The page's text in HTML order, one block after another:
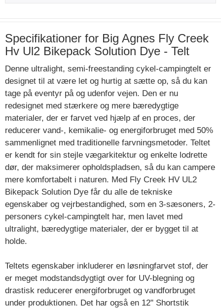
Specifikationer for Big Agnes Fly Creek
Hv Ul2 Bikepack Solution Dye - Telt
Denne ultralight, semi-freestanding cykel-campingtelt er
designet til at være let og hurtig at sætte op, så du kan
tage på eventyr på og udenfor vejen. Den er nu
redesignet med stærkere og mere bæredygtige
materialer, der er farvet ved hjælp af en proces, der
reducerer vand-, kemikalie- og energiforbruget med 50%
sammenlignet med traditionelle farvningsmetoder. Teltet
er kendt for sin stejle vægarkitektur og enkelte lodrette
dør, der maksimerer opholdspladsen, så du kan campere
mere komfortabelt i naturen. Med Fly Creek HV UL2
Bikepack Solution Dye får du alle de tekniske
egenskaber og vejrbestandighed, som en 3-sæsoners, 2-
personers cykel-campingtelt har, men lavet med
ultralight, bæredygtige materialer, der er bygget til at
holde.
Teltets egenskaber inkluderer en løsningfarvet stof, der
er meget modstandsdygtigt over for UV-blegning og
drastisk reducerer energiforbruget og vandforbruget
under produktionen. Det har også en 12" Shortstik